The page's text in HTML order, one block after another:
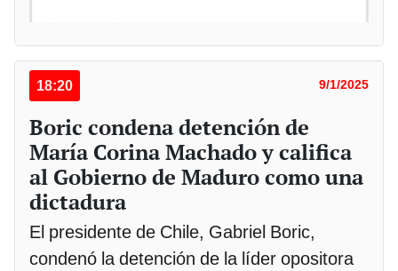
18:20 9/1/2025
Boric condena detención de
María Corina Machado y califica
al Gobierno de Maduro como una
dictadura
El presidente de Chile, Gabriel Boric,
condenó la detención de la líder opositora